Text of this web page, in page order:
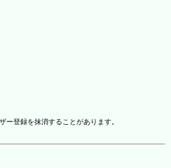
登録を抹消することがあります。